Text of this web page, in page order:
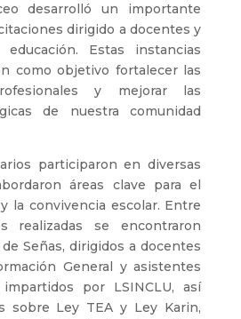
desarrolló un importante
dirigido a docentes y
Estas instancias
como objetivo fortalecer las
y mejorar las
de nuestra comunidad
participaron en diversas
áreas clave para el
la convivencia escolar. Entre
realizadas se encontraron
Señas, dirigidos a docentes
General y asistentes
por LSINCLU, así
sobre Ley TEA y Ley Karin,